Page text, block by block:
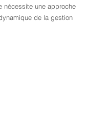
nécessite une approche
de la gestion